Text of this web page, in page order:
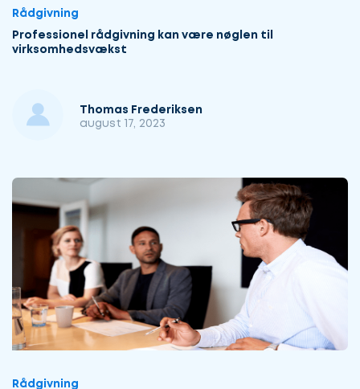
Rådgivning
Professionel rådgivning kan være nøglen til
virksomhedsvækst
Thomas Frederiksen
august 17, 2023
Rådgivning